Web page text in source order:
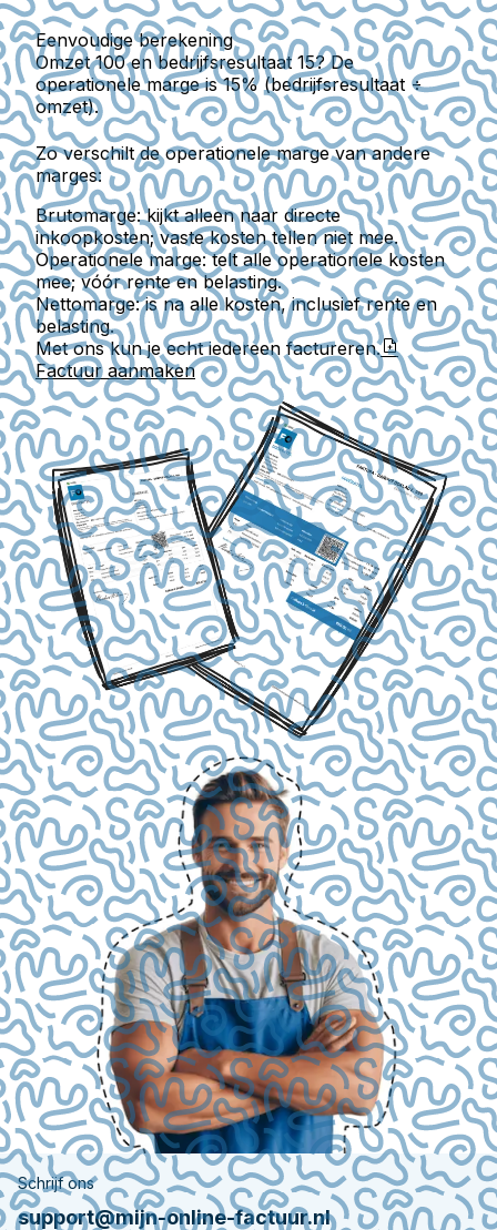
Eenvoudige berekening
Omzet 100 en bedrijfsresultaat 15? De
operationele marge is 15% (bedrijfsresultaat ÷
omzet).
Zo verschilt de operationele marge van andere
marges:
Brutomarge: kijkt alleen naar directe
inkoopkosten; vaste kosten tellen niet mee.
Operationele marge: telt alle operationele kosten
mee; vóór rente en belasting.
Nettomarge: is na alle kosten, inclusief rente en
belasting.
Met ons kun je echt iedereen factureren.
Factuur aanmaken
Schrijf ons
support@mijn-online-factuur.nl